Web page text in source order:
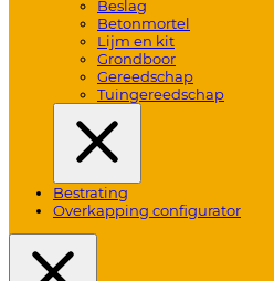
Beslag
Betonmortel
Lijm en kit
Grondboor
Gereedschap
Tuingereedschap
Bestrating
Overkapping configurator